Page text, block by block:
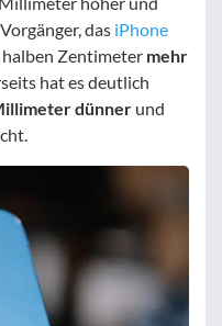
das iPhone
halben Zentimeter mehr
hat es deutlich
dünner und